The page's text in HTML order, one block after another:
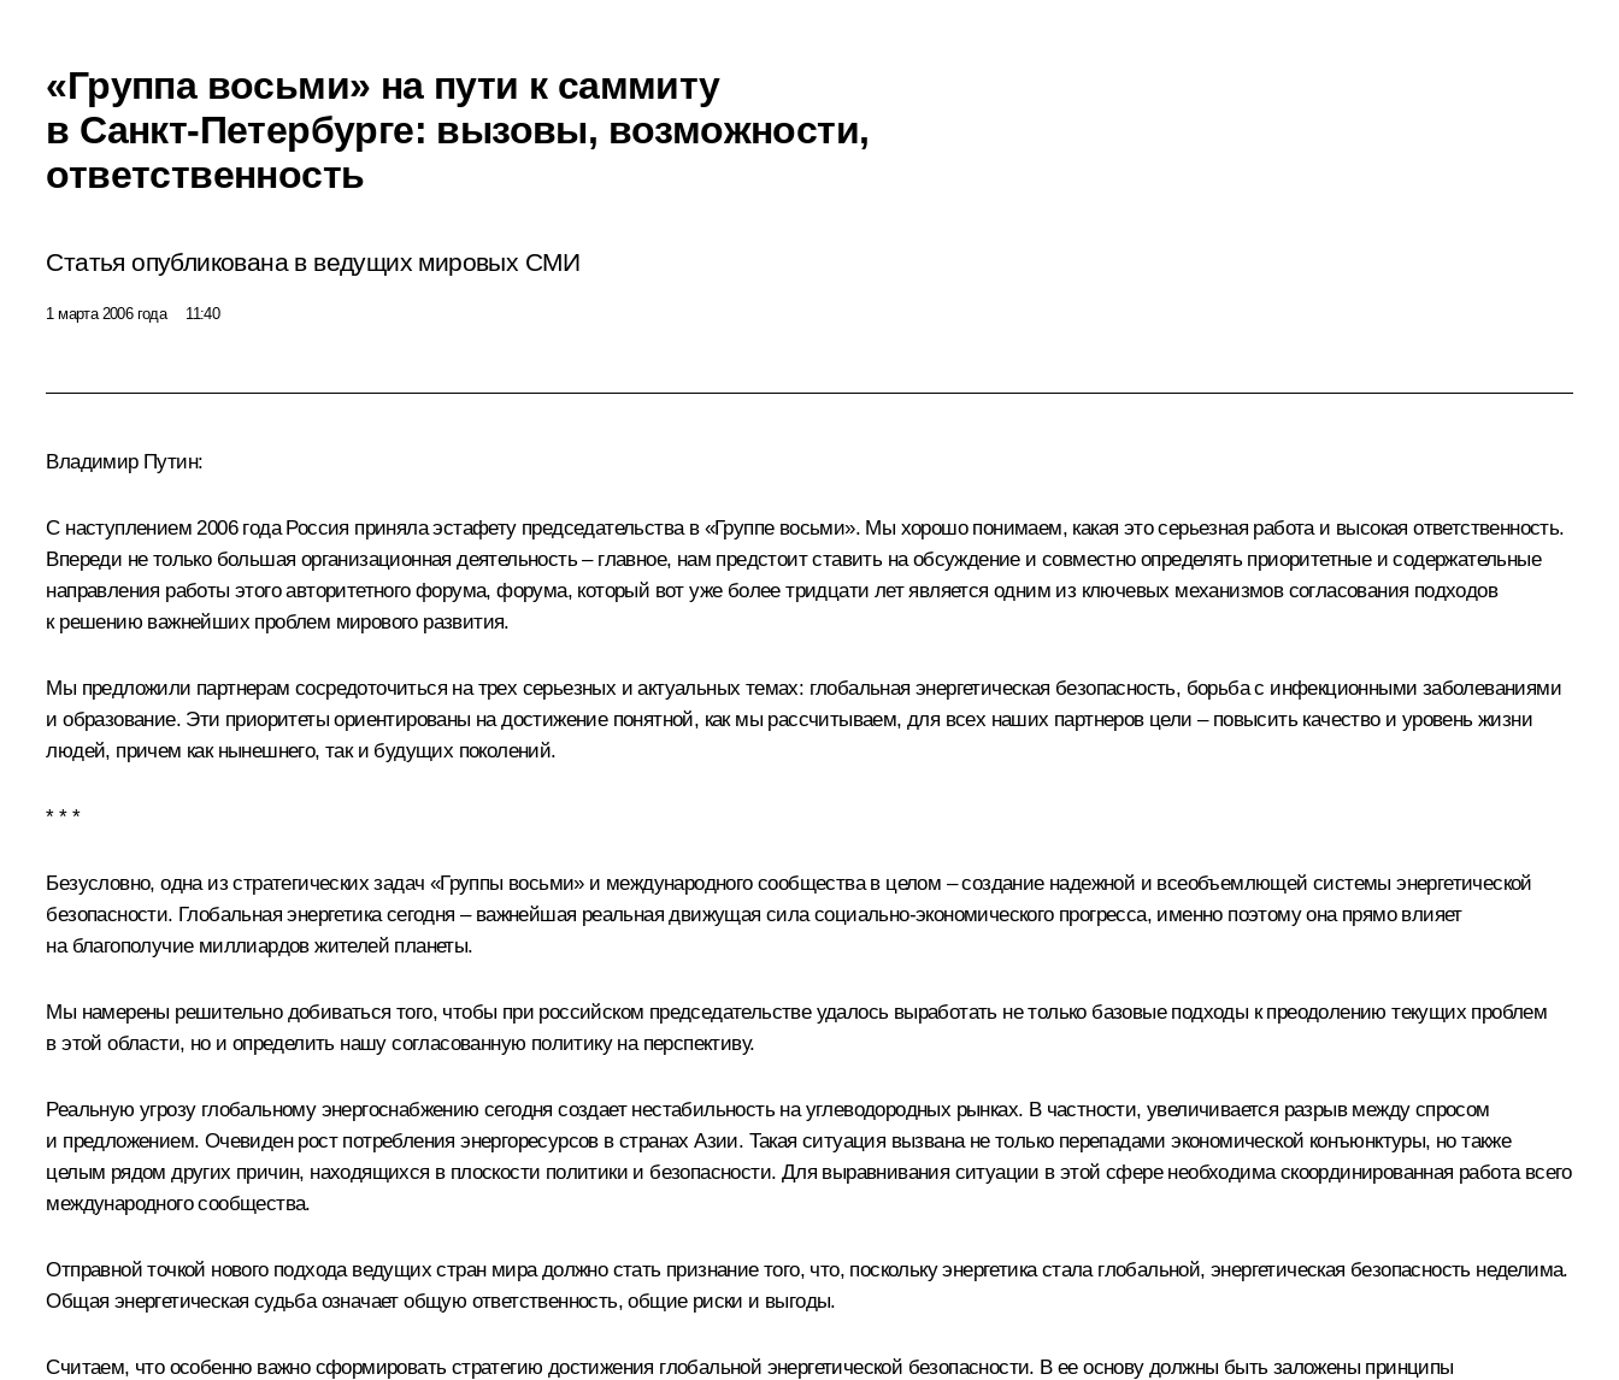
«Группа восьми» на пути к саммиту
в Санкт-Петербурге: вызовы, возможности,
ответственность
Статья опубликована в ведущих мировых СМИ
1 марта 2006 года 11:40
Владимир Путин:
С наступлением 2006 года Россия приняла эстафету председательства в «Группе восьми». Мы хорошо понимаем, какая это серьезная работа и высокая ответственность.
Впереди не только большая организационная деятельность – главное, нам предстоит ставить на обсуждение и совместно определять приоритетные и содержательные
направления работы этого авторитетного форума, форума, который вот уже более тридцати лет является одним из ключевых механизмов согласования подходов
к решению важнейших проблем мирового развития.
Мы предложили партнерам сосредоточиться на трех серьезных и актуальных темах: глобальная энергетическая безопасность, борьба с инфекционными заболеваниями
и образование. Эти приоритеты ориентированы на достижение понятной, как мы рассчитываем, для всех наших партнеров цели – повысить качество и уровень жизни
людей, причем как нынешнего, так и будущих поколений.
* * *
Безусловно, одна из стратегических задач «Группы восьми» и международного сообщества в целом – создание надежной и всеобъемлющей системы энергетической
безопасности. Глобальная энергетика сегодня – важнейшая реальная движущая сила социально-экономического прогресса, именно поэтому она прямо влияет
на благополучие миллиардов жителей планеты.
Мы намерены решительно добиваться того, чтобы при российском председательстве удалось выработать не только базовые подходы к преодолению текущих проблем
в этой области, но и определить нашу согласованную политику на перспективу.
Реальную угрозу глобальному энергоснабжению сегодня создает нестабильность на углеводородных рынках. В частности, увеличивается разрыв между спросом
и предложением. Очевиден рост потребления энергоресурсов в странах Азии. Такая ситуация вызвана не только перепадами экономической конъюнктуры, но также
целым рядом других причин, находящихся в плоскости политики и безопасности. Для выравнивания ситуации в этой сфере необходима скоординированная работа всего
международного сообщества.
Отправной точкой нового подхода ведущих стран мира должно стать признание того, что, поскольку энергетика стала глобальной, энергетическая безопасность неделима.
Общая энергетическая судьба означает общую ответственность, общие риски и выгоды.
Считаем, что особенно важно сформировать стратегию достижения глобальной энергетической безопасности. В ее основу должны быть заложены принципы